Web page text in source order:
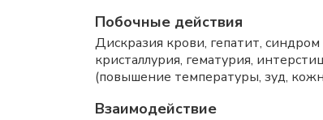
Побочные действия
Дискразия крови, гепатит,
кристаллурия, гематурия,
(повышение температуры, зуд,
Взаимодействие